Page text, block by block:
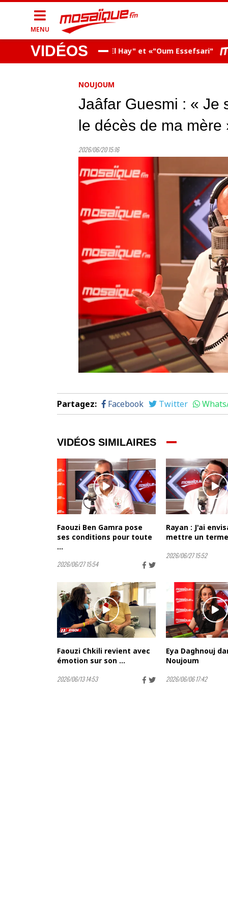
MENU
VIDÉOS
nouveautés, "Bent El Hay" et «"Oum Essefsari"
NOUJOUM
Jaâfar Guesmi : « Je
le décès de ma mère
2026/06/20 15:16
Partagez: Facebook Twitter
VIDÉOS SIMILAIRES
Faouzi Ben Gamra pose
ses conditions pour toute
...
2026/06/27 15:54
Rayan : J'ai
mettre un
2026/06/27 15:52
Faouzi Chkili revient avec
émotion sur son ...
2026/06/13 14:53
Eya Daghnouj
Noujoum
2026/06/06 17:42